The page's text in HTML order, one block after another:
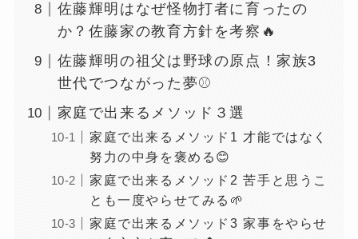
佐藤輝明はなぜ怪物打者に育ったの
か？佐藤家の教育方針を考察🔥
佐藤輝明の祖父は野球の原点！家族3
世代でつながった夢⚾️
家庭で出来るメソッド３選
家庭で出来るメソッド1 才能ではなく
努力の中身を褒める😊
家庭で出来るメソッド2 苦手と思うこ
とも一度やらせてみる🌱
家庭で出来るメソッド3 家事をやらせ